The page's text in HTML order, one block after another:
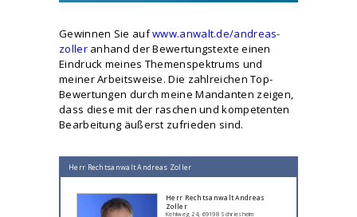
Gewinnen Sie aufwww.anwalt.de/andreas-
zolleranhand der Bewertungstexte einen
Eindruck meines Themenspektrums und
meiner Arbeitsweise. Die zahlreichen Top-
Bewertungen durch meine Mandanten zeigen,
dass diese mit der raschen und kompetenten
Bearbeitung äußerst zufrieden sind.
Herr Rechtsanwalt Andreas Zoller
Herr Rechtsanwalt Andreas
Zoller
Kehlweg 24, 69198 Schriesheim